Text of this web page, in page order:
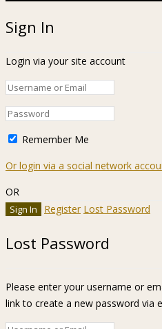
Sign In
Login via your site account
Remember Me
Or login via a social network
OR
Register Lost Password
Lost Password
Please enter your username or
link to create a new password via